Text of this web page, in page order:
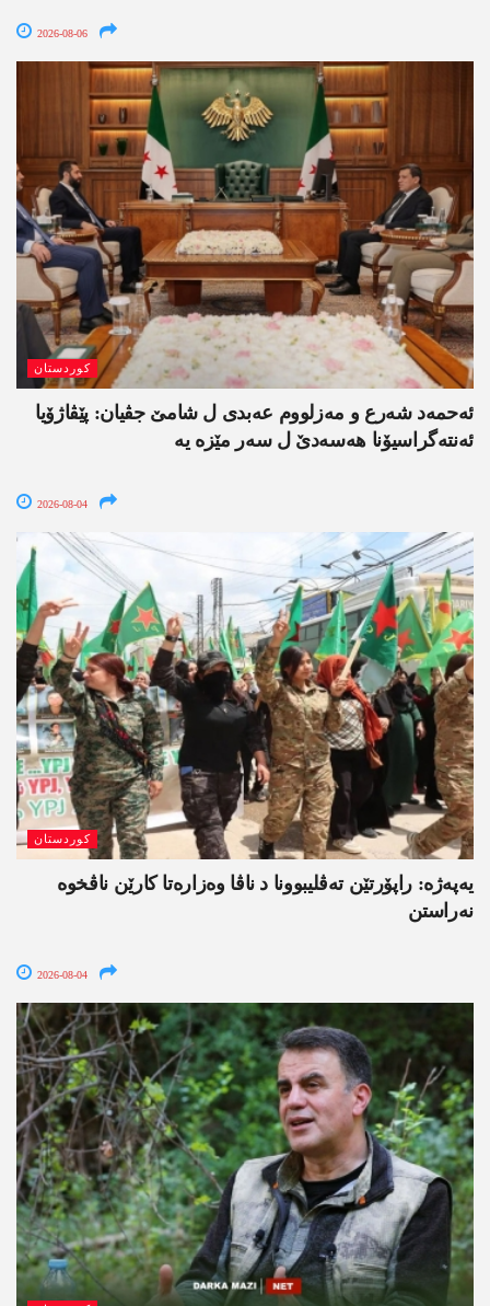
2026-08-06
کوردستان
ئەحمەد شەرع و مەزلووم عەبدی ل شامێ جڤیان: پێڤاژۆیا
ئەنتەگراسیۆنا ھەسەدێ ل سەر مێزە یە
2026-08-04
کوردستان
یەپەژە: راپۆرتێن تەڤلیبوونا د ناڤا وەزارەتا کارێن ناڤخوە
نەراستن
2026-08-04